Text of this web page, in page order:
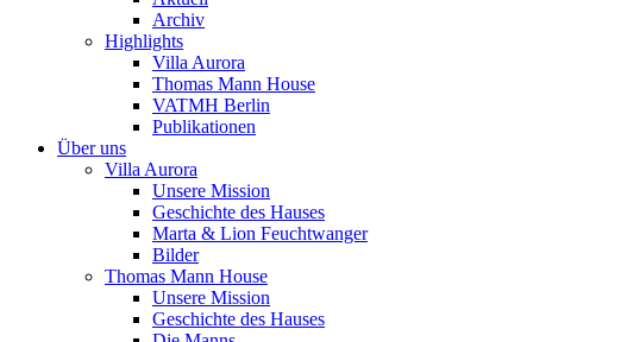
Archiv
Highlights
Villa Aurora
Thomas Mann House
VATMH Berlin
Publikationen
Über uns
Villa Aurora
Unsere Mission
Geschichte des Hauses
Marta & Lion Feuchtwanger
Bilder
Thomas Mann House
Unsere Mission
Geschichte des Hauses